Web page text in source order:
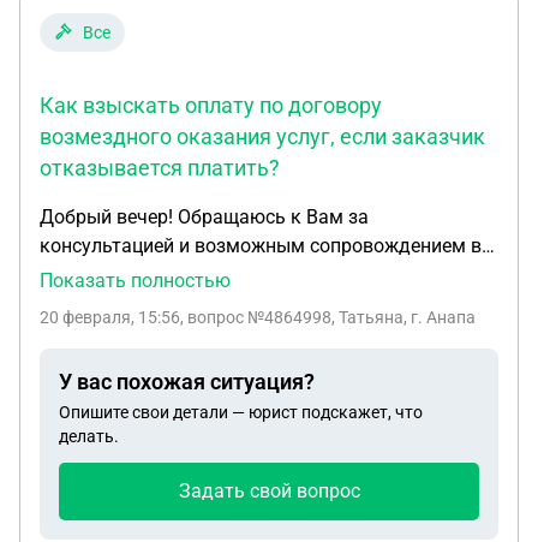
Все
Как взыскать оплату по договору
возмездного оказания услуг, если заказчик
отказывается платить?
Добрый вечер! Обращаюсь к Вам за
консультацией и возможным сопровождением в
споре по договору возмездного оказания услуг.
НПД) и ООО «МЕДИХЕЛПТЕХ» был заключен
проект MentoSfera). Фиксированное
вознаграждение — 50 000 рублей в месяц. Работы
мной фактически выполнялись с 12.01.2026 по
испытательного периода). За этот период мной
Показать полностью
20 февраля, 15:56, вопрос №4864998, Татьяна, г. Анапа
У вас похожая ситуация?
Опишите свои детали — юрист подскажет, что
делать.
Задать свой вопрос